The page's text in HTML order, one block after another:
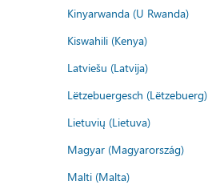
Kinyarwanda (U Rwanda)
Kiswahili (Kenya)
Latviešu (Latvija)
Lëtzebuergesch (Lëtzebuerg)
Lietuvių (Lietuva)
Magyar (Magyarország)
Malti (Malta)